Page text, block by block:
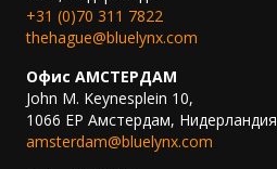
+31 (0)70 311 7822
thehague@bluelynx.com
Офис АМСТЕРДАМ
John M. Keynesplein 10,
1066 EP Амстердам, Нидерландия
amsterdam@bluelynx.com